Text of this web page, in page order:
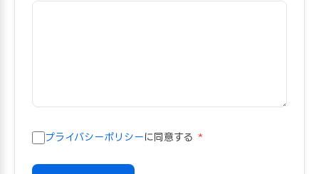
プライバシーポリシーに同意する *